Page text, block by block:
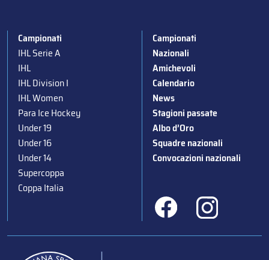
Campionati
IHL Serie A
IHL
IHL Division I
IHL Women
Para Ice Hockey
Under 19
Under 16
Under 14
Supercoppa
Coppa Italia
Campionati
Nazionali
Amichevoli
Calendario
News
Stagioni passate
Albo d’Oro
Squadre nazionali
Convocazioni nazionali